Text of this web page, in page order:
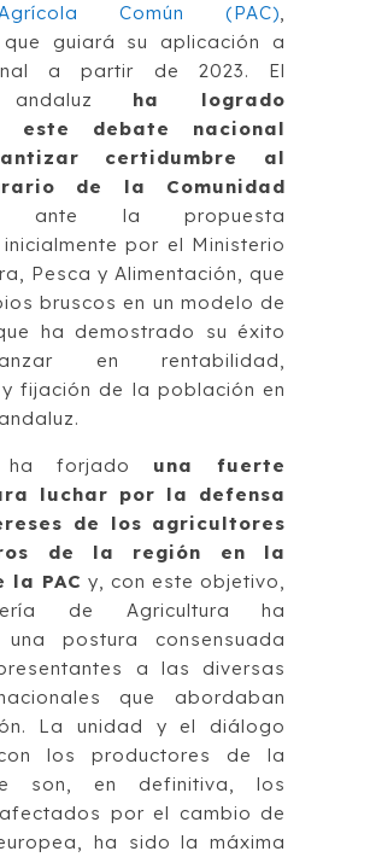
Común (PAC),
que guiará su aplicación a
a partir de 2023. El
andaluz ha logrado
este debate nacional
certidumbre al
de la Comunidad
ante la propuesta
por el Ministerio
Pesca y Alimentación, que
bruscos en un modelo de
ha demostrado su éxito
en rentabilidad,
fijación de la población en
ha forjado una fuerte
luchar por la defensa
de los agricultores
de la región en la
la PAC y, con este objetivo,
de Agricultura ha
postura consensuada
a las diversas
que abordaban
La unidad y el diálogo
los productores de la
son, en definitiva, los
por el cambio de
ha sido la máxima